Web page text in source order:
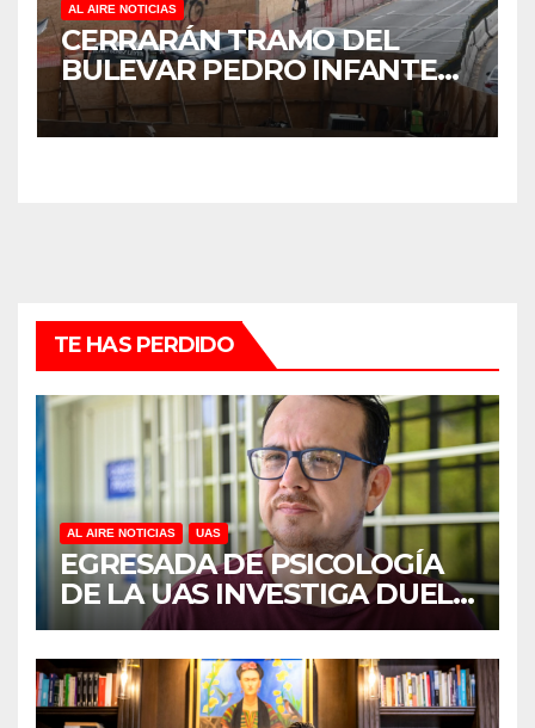
AL AIRE NOTICIAS
CERRARÁN TRAMO DEL
BULEVAR PEDRO INFANTE
PARA ACELERAR OBRAS
ANTES DEL REGRESO A
TE HAS PERDIDO
AL AIRE NOTICIAS UAS
EGRESADA DE PSICOLOGÍA
DE LA UAS INVESTIGA DUELO
ANTICIPADO Y SOBRECARGA
EN CUIDADORES DE
ADULTOS MAYORES